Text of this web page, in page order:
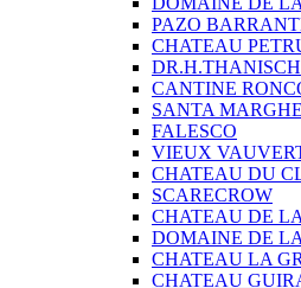
PAZO
CHATEAU
DR.H.THANISCH
CANTINE
SANTA
FALESCO
VIEUX
CHATEAU DU
SCARECROW
CHATEAU DE
DOMAINE DE
CHATEAU LA
CHATEAU